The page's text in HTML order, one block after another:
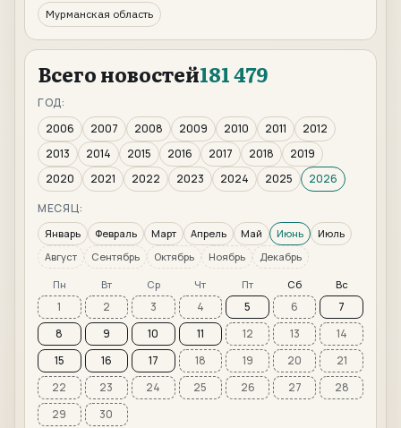
Мурманская область
Всего новостей181 479
ГОД:
2006
2007 2008 2009 2010 2011
2012
2013
2014 2015 2016 2017 2018
2019
2020
2021 2022 2023 2024 2025
2026
МЕСЯЦ:
Январь Февраль Март Апрель Май Июнь
Июль
Август
Сентябрь Октябрь Ноябрь Декабрь
Пн Вт Ср Чт Пт Сб Вс
1 2 3 4 5 6
7
8
9 10 11 12 13
14
15
16 17 18 19 20
21
22
23 24 25 26 27
28
29
30